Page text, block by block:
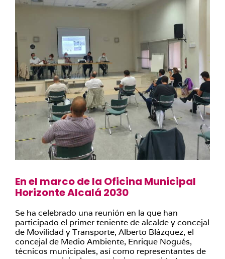
En el marco de la Oficina Municipal
Horizonte Alcalá 2030
Se ha celebrado una reunión en la que han
participado el primer teniente de alcalde y concejal
de Movilidad y Transporte, Alberto Blázquez, el
concejal de Medio Ambiente, Enrique Nogués,
técnicos municipales, así como representantes de